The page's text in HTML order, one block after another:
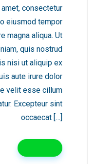
consectetur
eiusmod tempor
magna aliqua. Ut
quis nostrud
nisi ut aliquip ex
aute irure dolor
velit esse cillum
Excepteur sint
occaecat […]